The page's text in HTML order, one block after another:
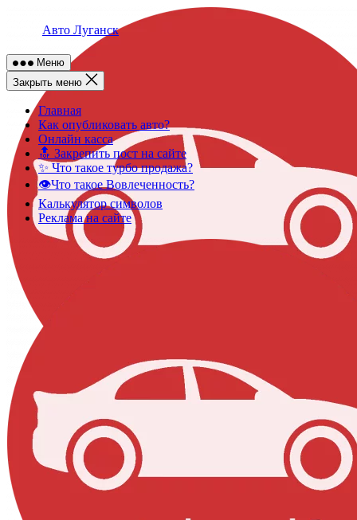
Авто Луганск
Меню
Закрыть меню
Главная
Как опубликовать авто?
Онлайн касса
🔝 Закрепить пост на сайте
✨ Что такое турбо продажа?
👁️Что такое Вовлеченность?
Калькулятор символов
Реклама на сайте